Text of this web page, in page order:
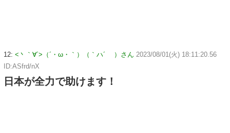
12: <丶｀∀´>（´・ω・｀）（｀ハ´ ）さん 2023/08/01(火) 18:11:20.56
ID:ASfrd/nX
日本が全力で助けます！